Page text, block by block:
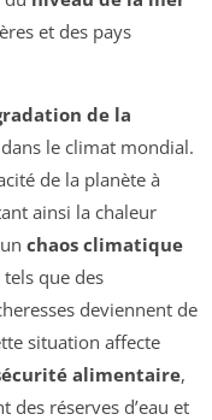
et des pays
de la
le climat mondial.
de la planète à
ainsi la chaleur
chaos climatique
que des
deviennent de
situation affecte
alimentaire,
réserves d’eau et